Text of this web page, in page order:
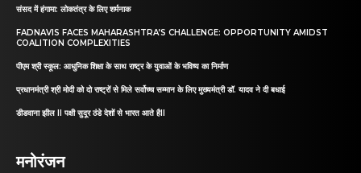
संसद में हंगामा: लोकतंत्र के लिए शर्मनाक
FADNAVIS FACES MAHARASHTRA’S CHALLENGE: OPPORTUNITY AMIDST
COALITION COMPLEXITIES
पीएम श्री स्कूल: आधुनिक शिक्षा के साथ राष्ट्र के युवाओं के भविष्य का निर्माण
प्रधानमंत्री श्री मोदी को दो राष्ट्रों से मिले सर्वोच्च सम्मान के लिए मुख्यमंत्री डॉ. यादव ने दी बधाई
डीडवाना झील II पक्षी सुदूर ठंडे देशों से भारत आते हैII
मनोरंजन